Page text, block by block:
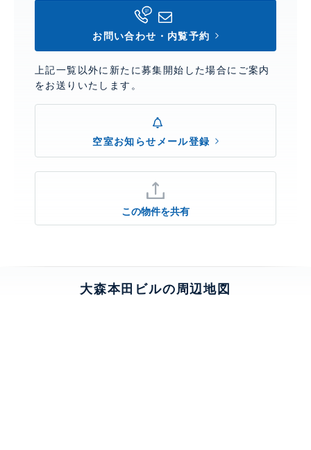
お問い合わせ・内覧予約
上記一覧以外に新たに募集開始した場合にご案内
をお送りいたします。
空室お知らせメール登録
この物件を共有
大森本田ビルの周辺地図